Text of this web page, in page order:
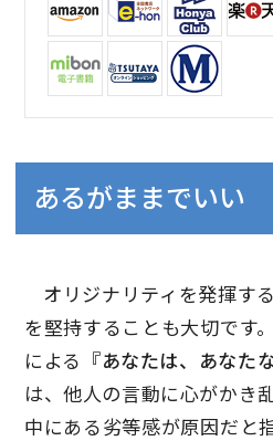
あるがままでいい
オリジナリティを発揮す
を堅持することも大切です
による
『あなたは、あなた
は、他人の言動に心がかき
中にある劣等感が原因だと